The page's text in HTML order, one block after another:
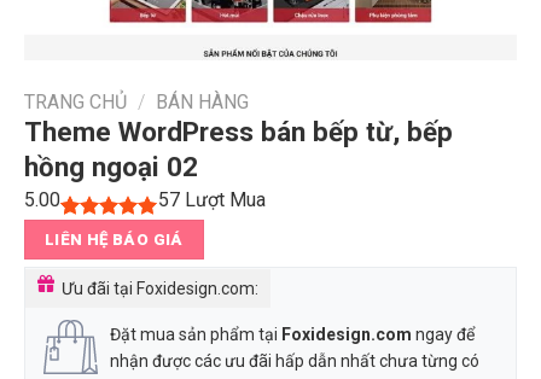
TRANG CHỦ / BÁN HÀNG
Theme WordPress bán bếp từ, bếp
hồng ngoại 02
5.00
5.00trên 5
dựa trên
1
57Lượt Mua
LIÊN HỆ BÁO GIÁ
Ưu đãi tại Foxidesign.com:
Đặt mua sản phẩm tại Foxidesign.com ngay để
nhận được các ưu đãi hấp dẫn nhất chưa từng có